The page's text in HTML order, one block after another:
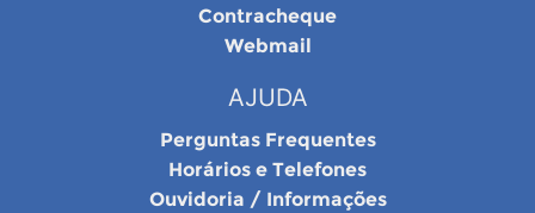
Contracheque
Webmail
AJUDA
Perguntas Frequentes
Horários e Telefones
Ouvidoria / Informações